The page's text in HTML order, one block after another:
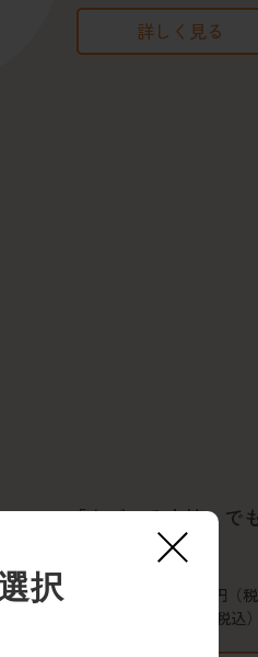
択
詳しく見る
「まごころ小箱」で
多いという方に
5日間コース／2,350円（税
1食あたり／470円（税込）